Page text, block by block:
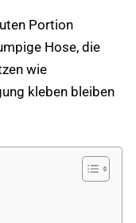
Portion
Hose, die
wie
kleben bleiben